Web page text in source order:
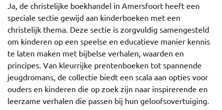
Ja, de christelijke boekhandel in Amersfoort heeft een
speciale sectie gewijd aan kinderboeken met een
christelijk thema. Deze sectie is zorgvuldig samengesteld
om kinderen op een speelse en educatieve manier kennis
te laten maken met bijbelse verhalen, waarden en
principes. Van kleurrijke prentenboeken tot spannende
jeugdromans, de collectie biedt een scala aan opties voor
ouders en kinderen die op zoek zijn naar inspirerende en
leerzame verhalen die passen bij hun geloofsovertuiging.